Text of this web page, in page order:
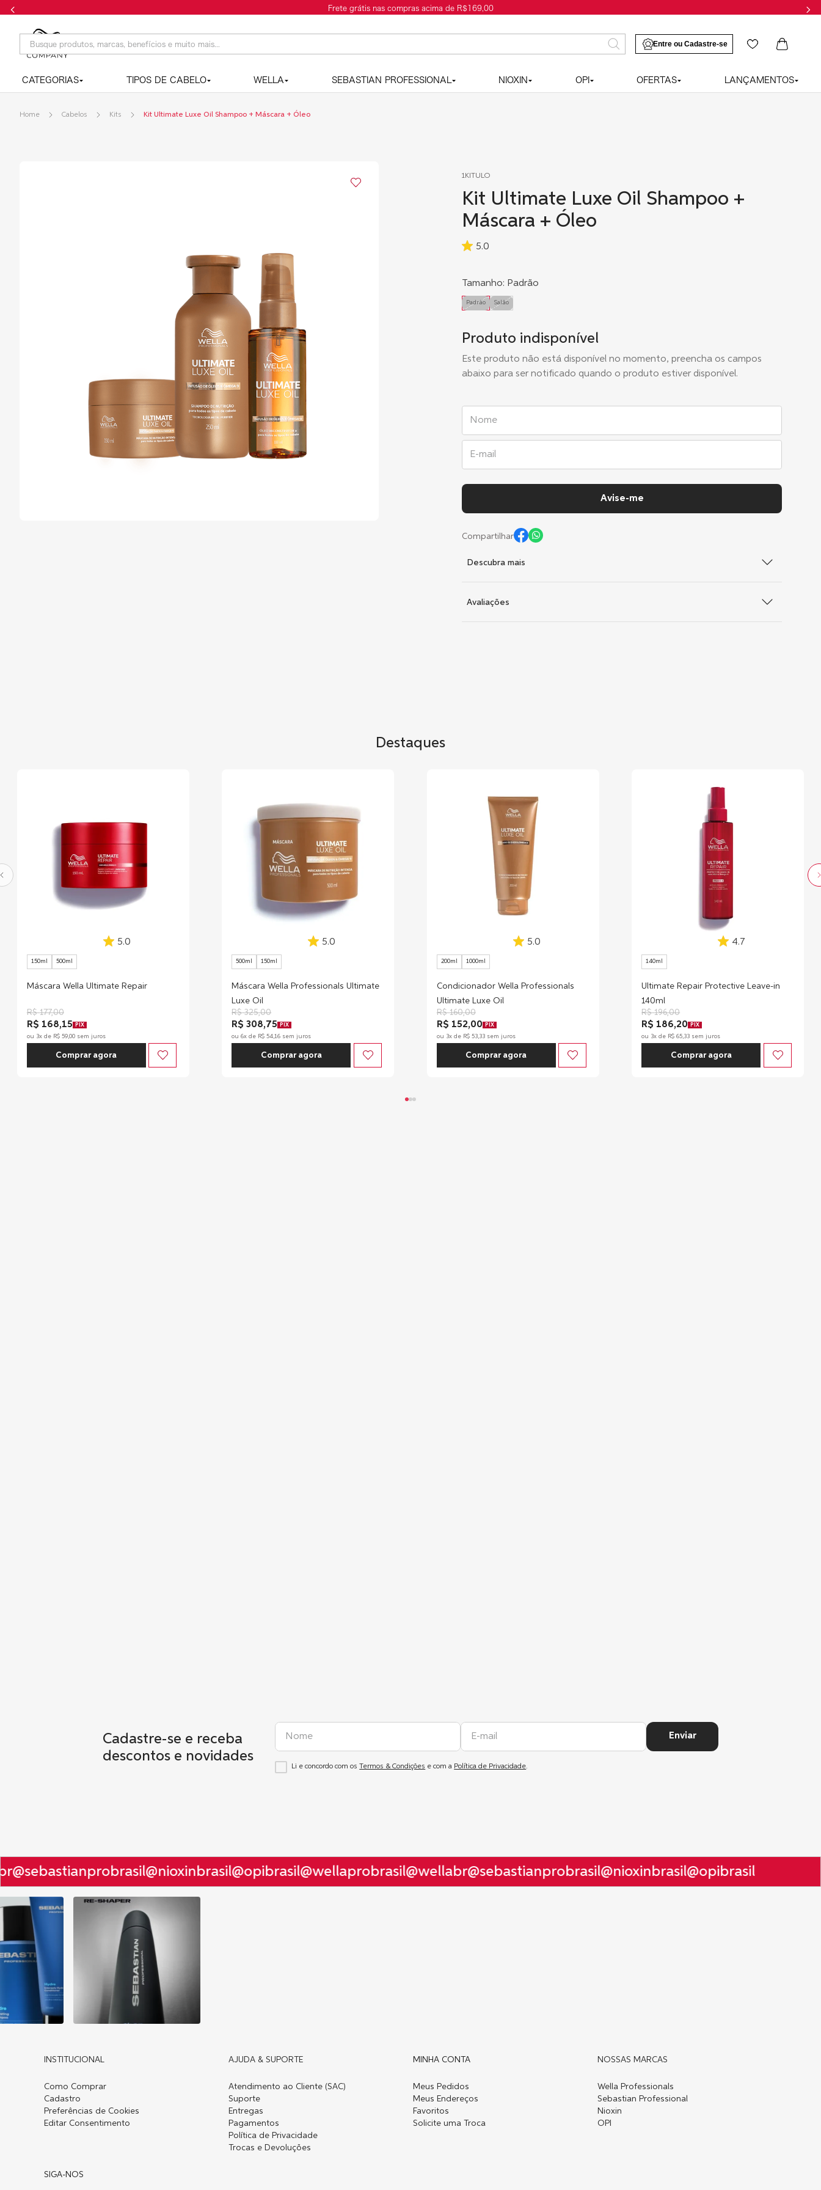
Frete grátis nas compras acima de R$169,00
Busque produtos, marcas, benefícios e muito mais...
CATEGORIAS TIPOS DE CABELO WELLA SEBASTIAN PROFESSIONAL NIOXIN OPI OFERTAS LANÇAMENTOS
Cabelos Kits Kit Ultimate Luxe Oil Shampoo + Máscara + Óleo
1KITULO
Kit Ultimate Luxe Oil Shampoo +
Máscara + Óleo
5.0
Tamanho: Padrão
Padrão Salão
Produto indisponível
Este produto não está disponível no momento, preencha os campos
abaixo para ser notificado quando o produto estiver disponível.
Compartilhar
Descubra mais
Avaliações
Destaques
5.0
150ml 500ml
Máscara Wella Ultimate Repair
R$ 177,00
R$ 168,15 PIX
ou 3x de R$ 59,00sem juros
Comprar agora
5.0
500ml 150ml
Máscara Wella Professionals Ultimate
Luxe Oil
R$ 325,00
R$ 308,75 PIX
ou6x de R$ 54,16 sem juros
Comprar agora
5.0
200ml 1000ml
Condicionador Wella Professionals
Ultimate Luxe Oil
R$ 160,00
R$ 152,00 PIX
ou 3x de R$ 53,33sem juros
Comprar agora
4.7
140ml
Ultimate Repair Protective Leave-in
140ml
R$ 196,00
R$ 186,20 PIX
ou 3x de R$ 65,33 sem juros
Comprar agora
Cadastre-se e receba
descontos e novidades
Enviar
Li e concordo com os Termos & Condições e com a Política de Privacidade.
@sebastianprobrasil@nioxinbrasil@opibrasil@wellaprobrasil@wellabr@sebastianprobrasil@nioxinbrasil@opibrasil
INSTITUCIONAL
Como Comprar
Cadastro
Preferências de Cookies
Editar Consentimento
AJUDA & SUPORTE
Atendimento ao Cliente (SAC)
Suporte
Entregas
Pagamentos
Política de Privacidade
Trocas e Devoluções
MINHA CONTA
Meus Pedidos
Meus Endereços
Favoritos
Solicite uma Troca
NOSSAS MARCAS
Wella Professionals
Sebastian Professional
Nioxin
OPI
SIGA-NOS